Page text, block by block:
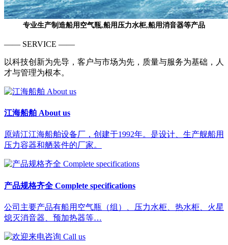
专业生产制造船用空气瓶,船用压力水柜,船用消音器等产品
—— SERVICE ——
以科技创新为先导，客户与市场为先，质量与服务为基础，人
才与管理为根本。
江海船舶 About us
原靖江江海船舶设备厂，创建于1992年。是设计、生产舰船用
压力容器和舾装件的厂家。
产品规格齐全 Complete specifications
公司主要产品有船用空气瓶（组）、压力水柜、热水柜、火星
熄灭消音器、预加热器等…